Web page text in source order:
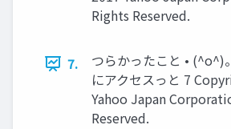
Rights Reserved.
7.
つらかったこと • (^o^)
にアクセスっと 7
Yahoo Japan
Reserved.